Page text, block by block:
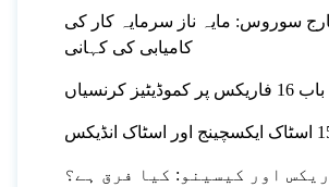
17 جارج سوروس: مایہ ناز سرمایہ کار کی
کامیابی کی کہانی
باب 16 فاریکس پر کموڈیٹیز کرنسیاں